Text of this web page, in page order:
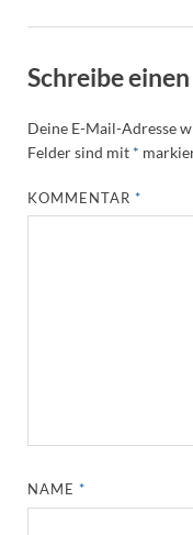
Schreibe
Deine E-Mail-Adresse
Felder sind mit *
KOMMENTAR*
NAME*